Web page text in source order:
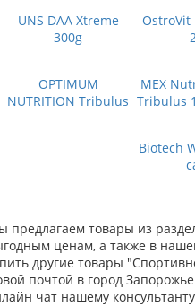
UNS DAA Xtreme
300g
OstroVit
OPTIMUM
NUTRITION Tribulus
MEX
Tribulus
Biotech
предлагаем товары из
ценам, а также в
другие товары
почтой в город
чат нашему